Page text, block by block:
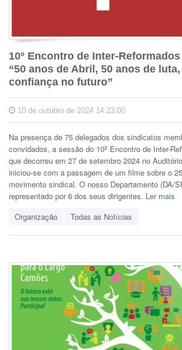
10º Encontro de Inter-
“50 anos de Abril, 50 anos de
confiança no futuro”
10 de outubro de 2024 14:23:00
Na presença de 75 delegados dos sindicatos
convidados, a sessão do 10º Encontro de Inter-
que decorreu em 27 de setembro 2024 no
iniciou-se com a passagem de um filme sobre o
movimento sindical. O nosso Departamento (DA/
representado por 6 dos seus dirigentes. Ler mais
Organização
Todas as Notícias